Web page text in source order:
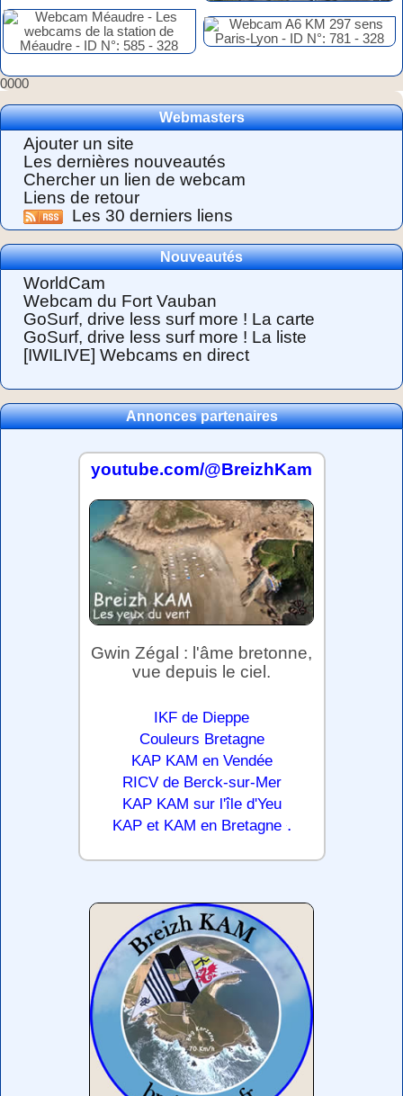
0000
Webmasters
Ajouter un site
Les dernières nouveautés
Chercher un lien de webcam
Liens de retour
Les 30 derniers liens
Nouveautés
WorldCam
Webcam du Fort Vauban
GoSurf, drive less surf more ! La carte
GoSurf, drive less surf more ! La liste
[IWILIVE] Webcams en direct
Annonces partenaires
youtube.com/@BreizhKam
Gwin Zégal : l'âme bretonne,
vue depuis le ciel.
IKF de Dieppe
Couleurs Bretagne
KAP KAM en Vendée
RICV de Berck-sur-Mer
KAP KAM sur l'île d'Yeu
KAP et KAM en Bretagne .